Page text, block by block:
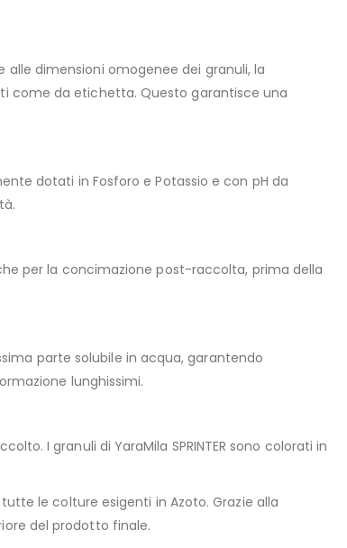
alle dimensioni omogenee dei granuli, la
come da etichetta. Questo garantisce una
dotati in Fosforo e Potassio e con pH da
per la concimazione post-raccolta, prima della
parte solubile in acqua, garantendo
lunghissimi.
I granuli di YaraMila SPRINTER sono colorati in
le colture esigenti in Azoto. Grazie alla
del prodotto finale.